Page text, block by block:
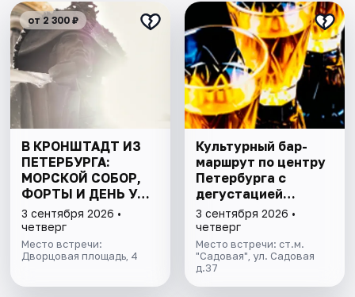
от 2 300 ₽
В КРОНШТАДТ ИЗ
ПЕТЕРБУРГА:
МОРСКОЙ СОБОР,
ФОРТЫ И ДЕНЬ У
ФИНСКОГО ЗАЛИВА.
ВСЁ ВКЛЮЧЕНО
3 сентября 2026 •
четверг
Место встречи:
Дворцовая площадь, 4
Культурный бар-
маршрут по центру
Петербурга с
дегустацией
питерских настоек
3 сентября 2026 •
четверг
Место встречи: ст.м.
"Садовая", ул. Садовая
д.37